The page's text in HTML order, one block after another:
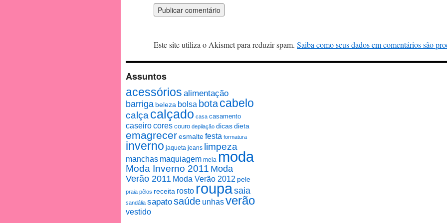
Este site utiliza o Akismet para reduzir spam. Saiba como seus dados em comentários são
Assuntos
acessórios alimentação
barriga beleza bolsa botacabelo
calça calçado casa casamento
caseirocores couro depilação dicas dieta
emagreceresmaltefesta formatura
inverno jaqueta jeans limpeza
manchas maquiagem meia moda
Moda Inverno 2011 Moda
Verão 2011 Moda Verão 2012 pele
praia pêlos receita rosto roupasaia
sandália sapatosaúde unhasverão
vestido